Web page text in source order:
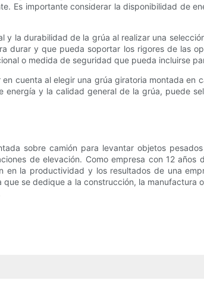
Es importante considerar la disponibilidad de
la durabilidad de la grúa al realizar una
durar y que pueda soportar los rigores de las
o medida de seguridad que pueda incluirse
cuenta al elegir una grúa giratoria montada
y la calidad general de la grúa, puede
sobre camión para levantar objetos
de elevación. Como empresa con 12
la productividad y los resultados de una
se dedique a la construcción, la